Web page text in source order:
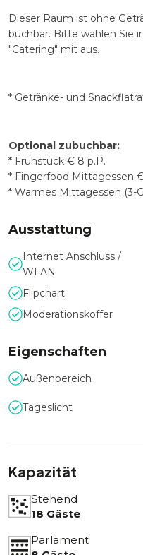
Dieser Raum ist ohne
buchbar. Bitte wählen Sie
"Catering" mit aus.
* Getränke- und
Optional zubuchbar:
* Frühstück € 8 p.P.
* Fingerfood Mittagessen €
* Warmes Mittagessen (3-
Ausstattung
Internet Anschluss /
WLAN
Flipchart
Moderationskoffer
Eigenschaften
Außenbereich
Tageslicht
Kapazität
Stehend
18 Gäste
Parlament